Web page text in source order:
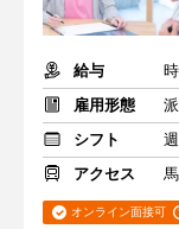
給与
雇用形態
シフト
アクセス
オンライン面接可